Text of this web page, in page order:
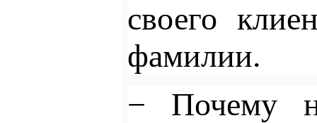
своего
фамилии.
− Почему